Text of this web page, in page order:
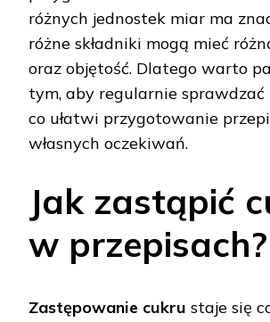
różnych jednostek miar ma
różne składniki mogą mieć
oraz objętość. Dlatego warto
tym, aby regularnie sprawdzać
co ułatwi przygotowanie
własnych oczekiwań.
Jak zastąpić
w przepisach?
Zastępowanie cukru staje się